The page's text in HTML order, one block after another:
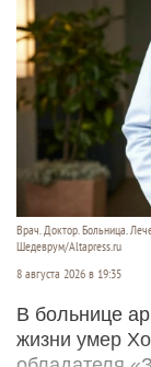
Врач. Доктор. Больница.
Шедеврум/Altapress.ru
8 августа 2026 в 19:35
В больнице
жизни умер